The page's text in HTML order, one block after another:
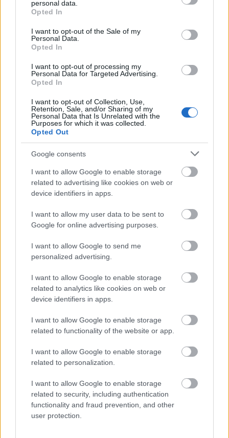
grant or deny consent to Google and its third-party tags to
use your data for below specified purposes in below Google
consent section.
personal data.
Opted In
I want to opt-out of the Sale of my
Personal Data.
Opted In
I want to opt-out of processing my
Personal Data for Targeted Advertising.
Opted In
I want to opt-out of Collection, Use,
Retention, Sale, and/or Sharing of my
Personal Data that Is Unrelated with the
Purposes for which it was collected.
Opted Out
Google consents
I want to allow Google to enable storage
related to advertising like cookies on web or
device identifiers in apps.
I want to allow my user data to be sent to
Google for online advertising purposes.
I want to allow Google to send me
personalized advertising.
I want to allow Google to enable storage
related to analytics like cookies on web or
device identifiers in apps.
I want to allow Google to enable storage
related to functionality of the website or app.
I want to allow Google to enable storage
related to personalization.
I want to allow Google to enable storage
related to security, including authentication
functionality and fraud prevention, and other
user protection.
Operettszínház a következő évadba, ami a
„Legendák éve” szlogent kapta. Az ünnepségen, ahol
a színház majdnem minden dolgozója jelen volt, a
vendégek ízelítőt kaptak a 2014-15-ös évad tervezett
produkcióiból is. Hagyomány, hogy a teátrum ezen
évadzáró…
Kikötött a La Paz az Átriumban
szinhazhu
Az Operettszínház első premierjét tartotta pénteken
az Átrium Film-Színhászban, ahol az Amerikai
Komédia című szvingjátékot mutatták be, Réthly
Attila rendezésében, Janza Katával, Dolhai Attilával,
Bálint Ádámmal, Falusi Mariannal, Földes
Tamással, Felföldi Anikóval és Brasch Bencével a…